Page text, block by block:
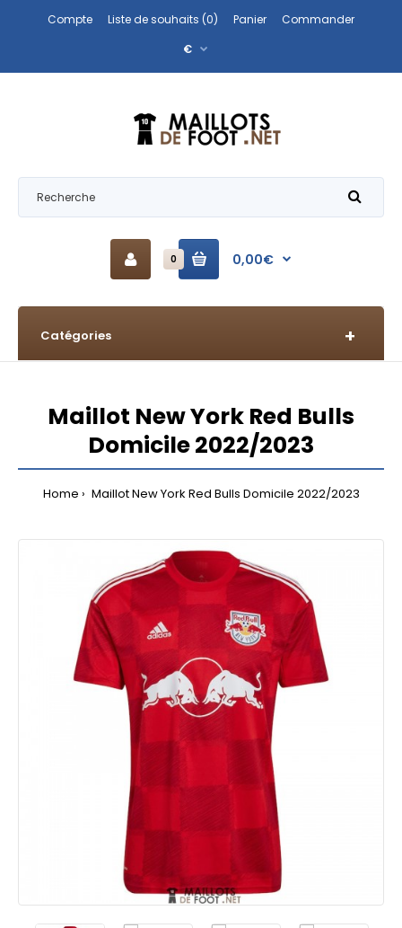
Compte Liste de souhaits (0) Panier
Commander
€
0 0,00€
Catégories
Maillot New York Red Bulls
Domicile 2022/2023
Home Maillot New York Red Bulls Domicile 2022/2023